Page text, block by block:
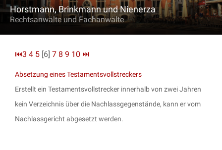
Horstmann, Brinkmann und Nienerza
Rechtsanwälte und Fachanwälte
⏮3 4 5 [6] 7 8 9 10 ⏭
Absetzung eines Testamentsvollstreckers
Erstellt ein Testamentsvollstrecker innerhalb von zwei Jahren
kein Verzeichnis über die Nachlassgegenstände, kann er vom
Nachlassgericht abgesetzt werden.